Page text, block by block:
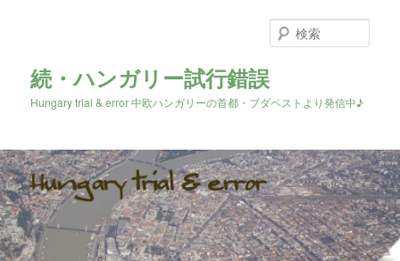
続・ハンガリー試行錯誤
Hungary trial & error 中欧ハンガリーの首都・ブダペストより発信中♪
索